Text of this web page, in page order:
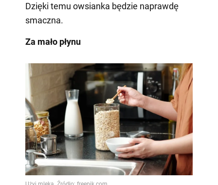
Dzięki temu owsianka będzie naprawdę
smaczna.
Za mało płynu